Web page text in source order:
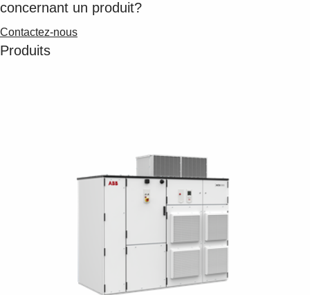
concernant un produit?
Contactez-nous
Produits